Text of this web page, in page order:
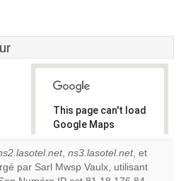
This page can't load
Google Maps
correctly.
Do you
, ns3.lasotel.net, et
par Sarl Mwsp Vaulx, utilisant